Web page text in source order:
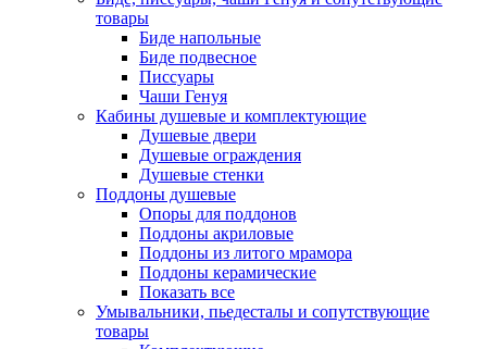
товары
Биде напольные
Биде подвесное
Писсуары
Чаши Генуя
Кабины душевые и комплектующие
Душевые двери
Душевые ограждения
Душевые стенки
Поддоны душевые
Опоры для поддонов
Поддоны акриловые
Поддоны из литого мрамора
Поддоны керамические
Показать все
Умывальники, пьедесталы и сопутствующие
товары